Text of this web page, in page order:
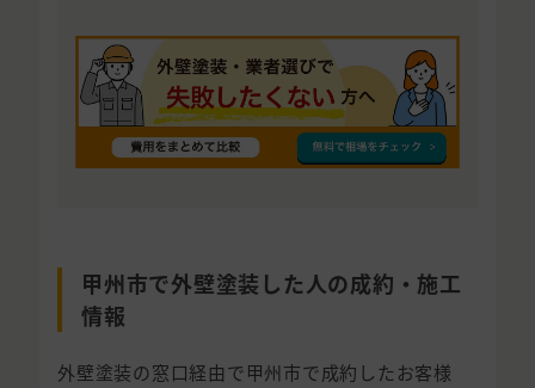
甲州市で外壁塗装した人の成約・施工
情報
外壁塗装の窓口経由で甲州市で成約したお客様